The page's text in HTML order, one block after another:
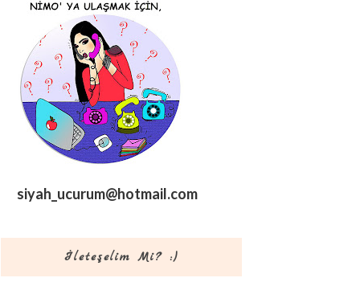
siyah_ucurum@hotmail.com
İleteşelim Mi? :)